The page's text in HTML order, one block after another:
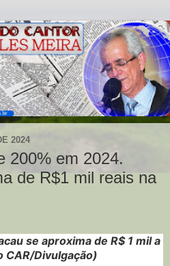
2024
200% em 2024.
de R$1 mil reais na
se aproxima de R$ 1 mil a
CAR/Divulgação)